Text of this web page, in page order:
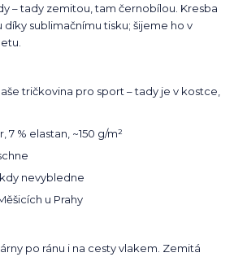
– tady zemitou, tam černobílou. Kresba
sublimačnímu tisku; šijeme ho v
tričkovina pro sport – tady je v kostce,
7 % elastan, ~150 g/m²
nevybledne
u Prahy
po ránu i na cesty vlakem. Zemitá